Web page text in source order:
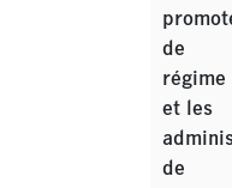
de
régime
et les
de